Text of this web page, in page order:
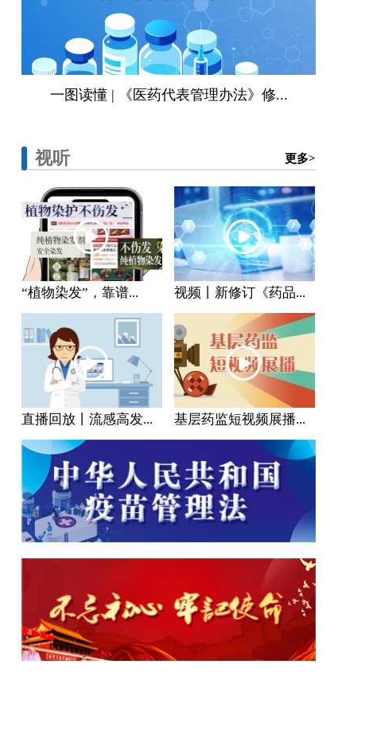
一图读懂 | 《医药代表管理办法》修...
视听 更多>
“植物染发”，靠谱... 视频丨新修订《药品...
直播回放丨流感高发... 基层药监短视频展播...